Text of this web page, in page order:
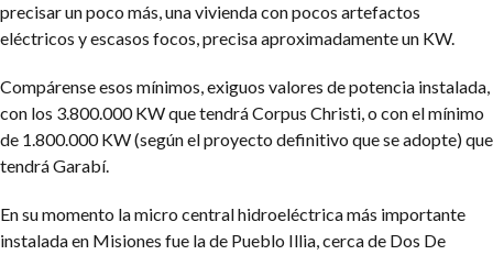
precisar un poco más, una vivienda con pocos artefactos
eléctricos y escasos focos, precisa aproximadamente un KW.
Compárense esos mínimos, exiguos valores de potencia instalada,
con los 3.800.000 KW que tendrá Corpus Christi, o con el mínimo
de 1.800.000 KW (según el proyecto definitivo que se adopte) que
tendrá Garabí.
En su momento la micro central hidroeléctrica más importante
instalada en Misiones fue la de Pueblo Illia, cerca de Dos De